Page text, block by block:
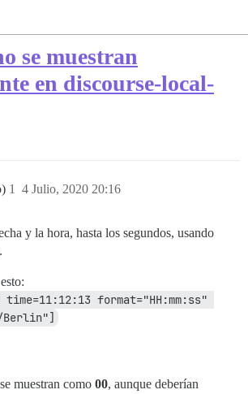
se muestran
en discourse-local-
4 Julio, 2020 20:16
1
y la hora, hasta los segundos, usando
time=11:12:13 format="HH:mm:ss"
Berlin"]
muestran como 00, aunque deberían